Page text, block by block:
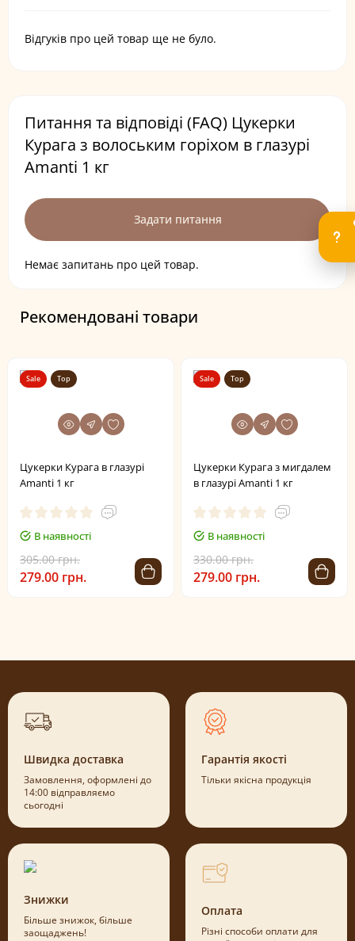
Відгуків про цей товар ще не було.
Питання та відповіді (FAQ) Цукерки
Курага з волоським горіхом в глазурі
Amanti 1 кг
Задати питання
Немає запитань про цей товар.
Рекомендовані товари
Sale Top
Цукерки Курага в глазурі
Amanti 1 кг
В наявності
305.00 грн.
279.00 грн.
Sale Top
Цукерки Курага з мигдалем
в глазурі Amanti 1 кг
В наявності
330.00 грн.
279.00 грн.
Швидка доставка
Замовлення, оформлені до
14:00 відправляємо
сьогодні
Гарантія якості
Тільки якісна продукція
Знижки
Більше знижок, більше
заощаджень!
Оплата
Різні способи оплати для